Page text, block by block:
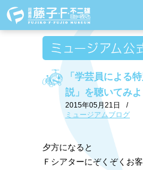
「学芸員による
説」を聴いてみよ
2015年05月21日
/
ミュージアムブログ
夕方になると
Ｆシアターにぞくぞくお